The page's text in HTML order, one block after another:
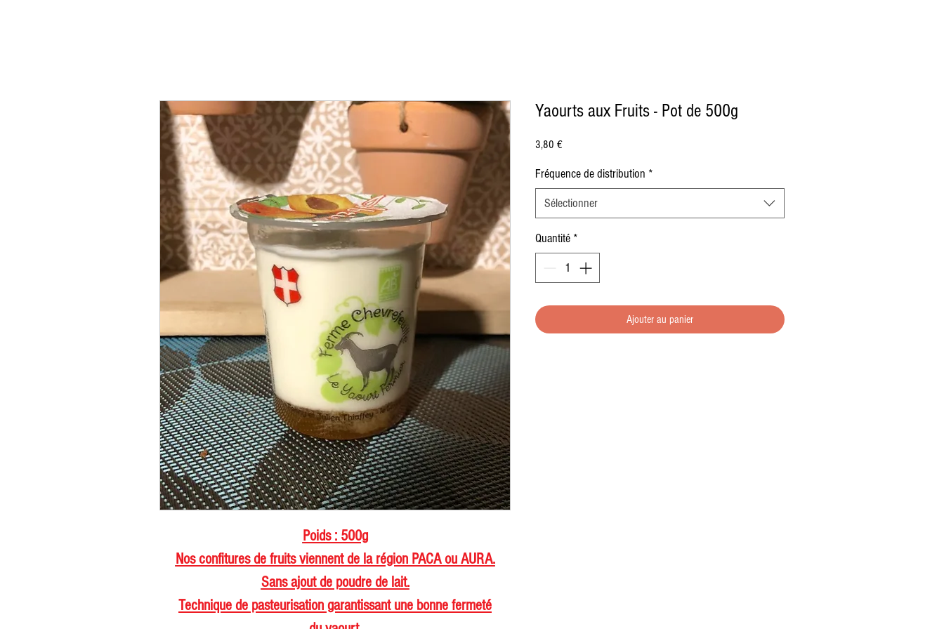
Poids : 500g
Nos confitures de fruits viennent de la région PACA ou AURA.
Sans ajout de poudre de lait.
Technique de pasteurisation garantissant une bonne fermeté
Yaourts aux Fruits - Pot de 500g
3,80 €Prix
Fréquence de distribution *
Sélectionner
Quantité *
Ajouter au panier